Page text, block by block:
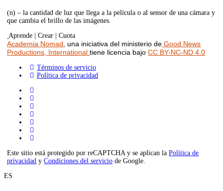
(n) – la cantidad de luz que llega a la película o al sensor de una cámara y
que cambia el brillo de las imágenes.
Aprende | Crear | Cuota
Academia Nomad , una iniciativa del ministerio de Good News
Productions, Internationaltiene licencia bajo CC BY-NC-ND 4.0
Términos de servicio
Política de privacidad
Este sitio está protegido por reCAPTCHA y se aplican laPolítica de
privacidad yCondiciones del servicio de Google.
ES